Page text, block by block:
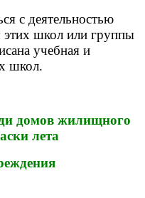
с деятельностью
школ или группы
учебная и
школ.
домов жилищного
лета